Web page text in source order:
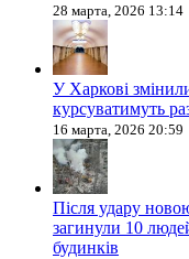
28 марта, 2026 13:14
У Харкові
курсуватимуть
16 марта, 2026 20:59
Після удару
загинули 10
будинків